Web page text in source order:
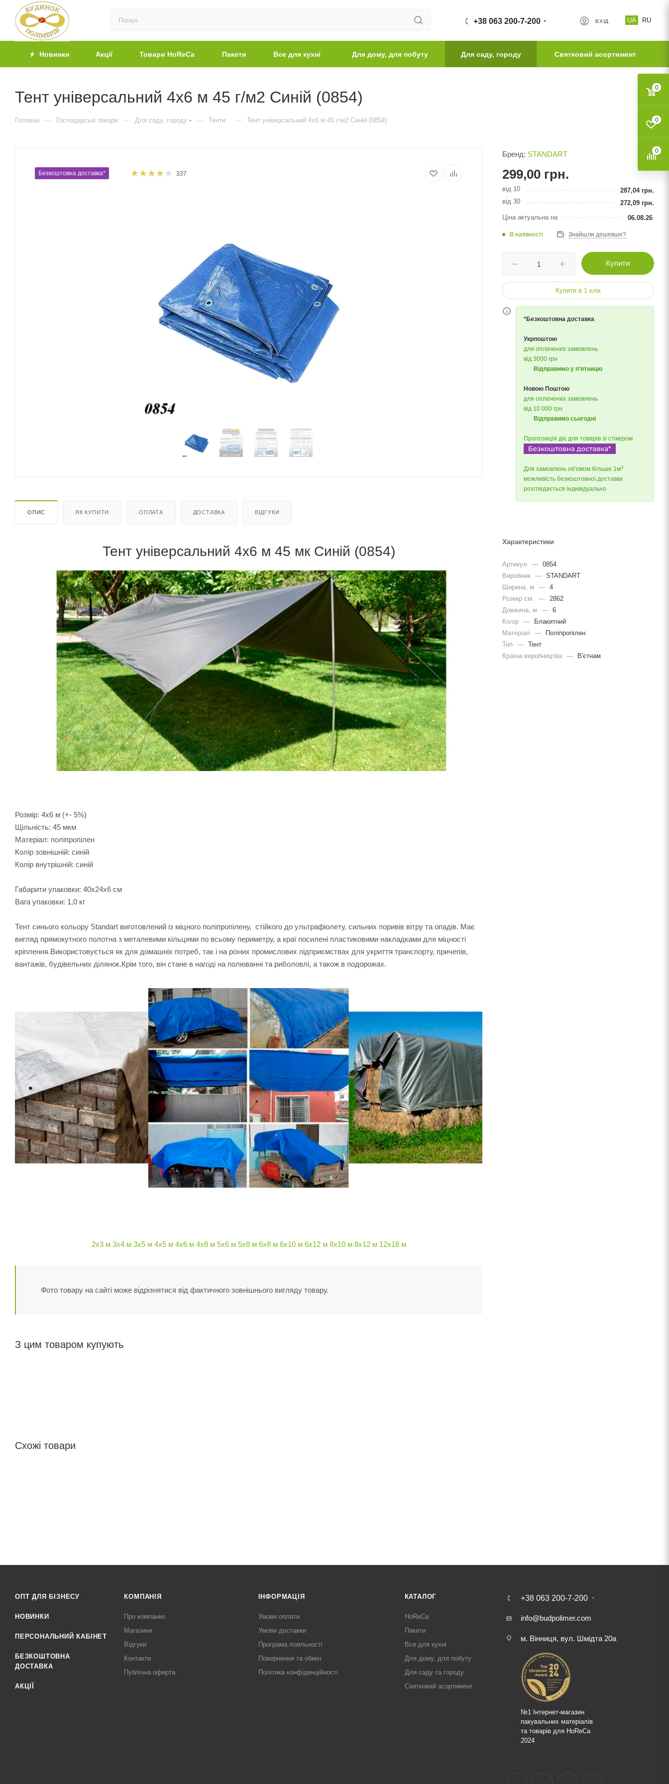
UA RU
ВХІД
+38 063 200-7-200
Новинки Акції Товари HoReCa Пакети Все для кухні Для дому, для побуту Для саду, городу Святковий асортимент
Тент універсальний 4х6 м 45 г/м2 Синій (0854)
Головна — Господарські товари — Для саду, городу — Тенти — Тент універсальний 4х6 м 45 г/м2 Синій (0854)
Безкоштовна доставка* 337
ОПИС ЯК КУПИТИ ОПЛАТА ДОСТАВКА ВІДГУКИ
Тент універсальний 4х6 м 45 мк Синій (0854)
Розмір: 4х6 м (+- 5%)
Щільність: 45 мкм
Матеріал: поліпропілен
Колір зовнішній: синій
Колір внутрішній: синій
Габарити упаковки: 40х24х6 см
Вага упаковки: 1,0 кг
Тент синього кольору Standart виготовлений із міцного поліпропілену, стійкого до ультрафіолету, сильних поривів вітру та опадів. Має
вигляд прямокутного полотна з металевими кільцями по всьому периметру, а краї посилені пластиковими накладками для міцності
кріплення.Використовується як для домашніх потреб, так і на різних промислових підприємствах для укриття транспорту, причепів,
вантажів, будівельних ділянок.Крім того, він стане в нагоді на полюванні та риболовлі, а також в подорожах.
2х3 м 3х4 м 3х5 м 4х5 м 4х6 м 4х8 м 5х6 м 5х8 м 6х8 м 6х10 м 6х12 м 8х10 м 8х12 м 12х18 м
Фото товару на сайті може відрізнятися від фактичного зовнішнього вигляду товару.
З цим товаром купують
Схожі товари
Бренд: STANDART
299,00 грн.
від 10 287,04грн.
від 30
272,09 грн.
Ціна актуальна на
06.08.26
В наявності Знайшли дешевше?
Купити
Купити в 1 клік
*Безкоштовна доставка
Укрпоштою
для оплачених замовлень
від 3000 грн
Відправимо у п’ятницю
Новою Поштою
для оплачених замовлень
від 10 000 грн
Відправимо сьогодні
Пропозиція діє для товарів зі стікером
Для замовлень об'ємом більше 1м3
можливість безкоштовної доставки
розглядається індивідуально
Характеристики
Артикул — 0854
Виробник — STANDART
Ширина, м
— 4
Розмір см.
—
2862
Довжина, м
— 6
Колір —
Блакитний
Матеріал
—
Поліпропілен
Тип
— Тент
Країна виробництва — В'єтнам
ОПТ ДЛЯ БІЗНЕСУ
НОВИНКИ
ПЕРСОНАЛЬНИЙ КАБІНЕТ
БЕЗКОШТОВНА
ДОСТАВКА
АКЦІЇ
КОМПАНІЯ
Про компанію
Магазини
Відгуки
Контакти
Публічна оферта
ІНФОРМАЦІЯ
Умови оплати
Умови доставки
Програма лояльності
Повернення та обмін
Політика конфіденційності
КАТАЛОГ
HoReCa
Пакети
Все для кухні
Для дому, для побуту
Для саду та городу
Святковий асортимент
+38 063 200-7-200
info@budpolimer.com
м. Вінниця, вул. Шмідта 20а
№1 Інтернет-магазин
пакувальних матеріалів
та товарів для HoReCa
2024
0
0
0